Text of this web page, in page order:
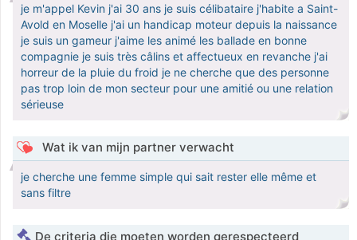
je m'appel Kevin j'ai 30 ans je suis célibataire j'habite a Saint-
Avold en Moselle j'ai un handicap moteur depuis la naissance
je suis un gameur j'aime les animé les ballade en bonne
compagnie je suis très câlins et affectueux en revanche j'ai
horreur de la pluie du froid je ne cherche que des personne
pas trop loin de mon secteur pour une amitié ou une relation
sérieuse
Wat ik van mijn partner verwacht
je cherche une femme simple qui sait rester elle même et
sans filtre
De criteria die moeten worden gerespecteerd